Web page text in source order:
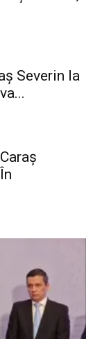
Severin la